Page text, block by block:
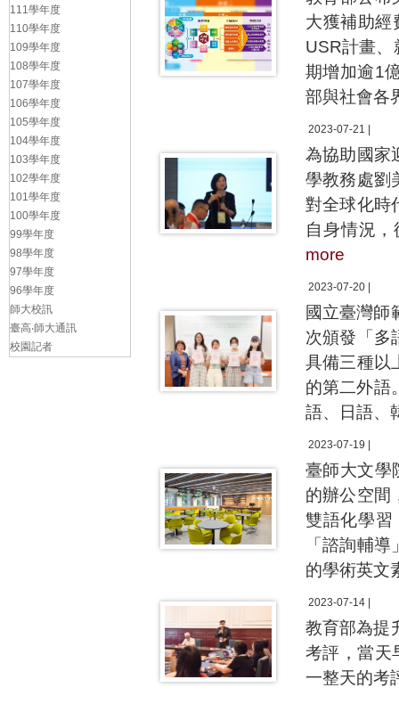
大獲補助經
USR計畫、
期增加逾1
部與社會各
2023-07-21 |
為協助國家
學教務處劉
對全球化時
自身情況
more
2023-07-20 |
國立臺灣師
次頒發「多
具備三種以
的第二外語
語、日語、
2023-07-19 |
臺師大文學
的辦公空間
雙語化學習
「諮詢輔
的學術英文
2023-07-14 |
教育部為提
考評，當天
一整天的考
111學年度
110學年度
109學年度
108學年度
107學年度
106學年度
105學年度
104學年度
103學年度
102學年度
101學年度
100學年度
99學年度
98學年度
97學年度
96學年度
師大校訊
臺高‧師大通訊
校園記者